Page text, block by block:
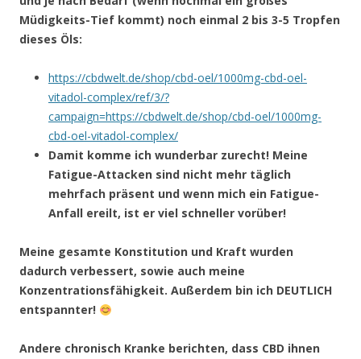
Müdigkeits-Tief kommt) noch einmal 2 bis 3-5 Tropfen
dieses Öls:
https://cbdwelt.de/shop/cbd-oel/1000mg-cbd-oel-
vitadol-complex/ref/3/?
campaign=https://cbdwelt.de/shop/cbd-oel/1000mg-
cbd-oel-vitadol-complex/
Damit komme ich wunderbar zurecht! Meine
Fatigue-Attacken sind nicht mehr täglich
mehrfach präsent und wenn mich ein Fatigue-
Anfall ereilt, ist er viel schneller vorüber!
Meine gesamte Konstitution und Kraft wurden
dadurch verbessert, sowie auch meine
Konzentrationsfähigkeit. Außerdem bin ich DEUTLICH
entspannter!
Andere chronisch Kranke berichten, dass CBD ihnen